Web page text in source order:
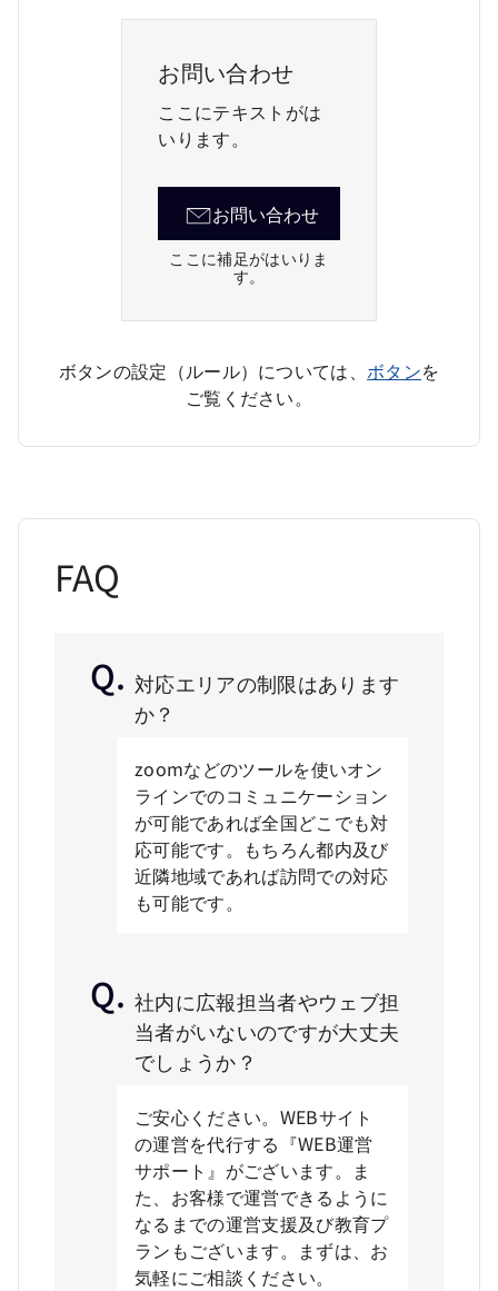
お問い合わせ
ここにテキストがは
いります。
お問い合わせ
ここに補足がはいりま
す。
ボタンの設定（ルール）については、ボタンを
ご覧ください。
FAQ
対応エリアの制限はあります
か？
zoomなどのツールを使いオン
ラインでのコミュニケーション
が可能であれば全国どこでも対
応可能です。もちろん都内及び
近隣地域であれば訪問での対応
も可能です。
社内に広報担当者やウェブ担
当者がいないのですが大丈夫
でしょうか？
ご安心ください。WEBサイト
の運営を代行する『WEB運営
サポート』がございます。ま
た、お客様で運営できるように
なるまでの運営支援及び教育プ
ランもございます。まずは、お
気軽にご相談ください。